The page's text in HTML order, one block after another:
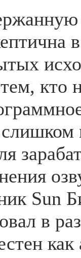
кто
Sun
в
как